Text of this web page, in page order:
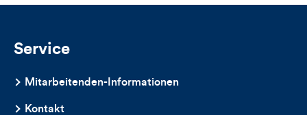
Service
Mitarbeitenden-Informationen
Kontakt